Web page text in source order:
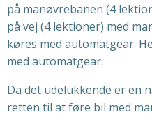
på manøvrebanen (4
på vej (4 lektioner) med
køres med automatgear.
med automatgear.
Da det udelukkende er en
retten til at føre bil med